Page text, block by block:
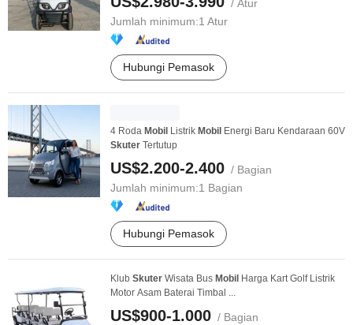
/ Atur
Jumlah minimum:1 Atur
Hubungi Pemasok
4 Roda Mobil Listrik Mobil Energi Baru Kendaraan 60V
Skuter Tertutup
US$2.200-2.400 / Bagian
Jumlah minimum:1 Bagian
Hubungi Pemasok
Klub Skuter Wisata Bus Mobil Harga Kart Golf Listrik
Motor Asam Baterai Timbal ...
US$900-1.000 / Bagian